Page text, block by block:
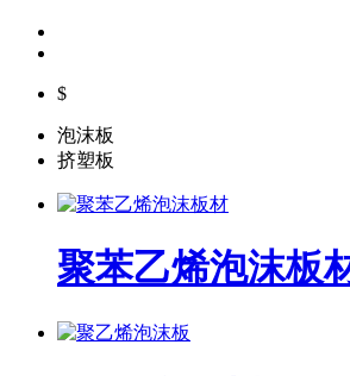
$
泡沫板
挤塑板
聚苯乙烯泡沫板